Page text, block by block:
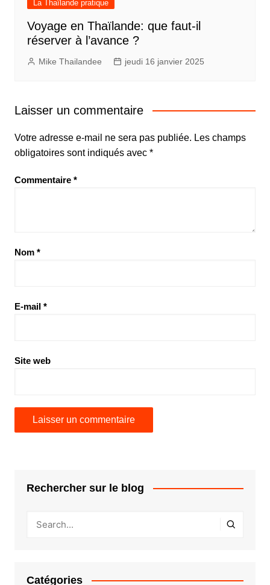
La Thaïlande pratique
Voyage en Thaïlande: que faut-il
réserver à l’avance ?
Mike Thailandee jeudi 16 janvier 2025
Laisser un commentaire
Votre adresse e-mail ne sera pas publiée. Les champs
obligatoires sont indiqués avec *
Commentaire *
Nom *
E-mail *
Site web
Rechercher sur le blog
Catégories